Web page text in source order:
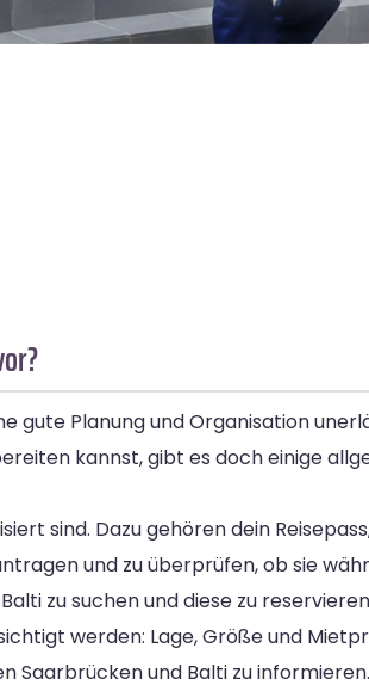
gute Planung und Organisation
kannst, gibt es doch einige
sind. Dazu gehören dein
und zu überprüfen, ob sie
zu suchen und diese zu
werden: Lage, Größe und
Saarbrücken und Balti zu